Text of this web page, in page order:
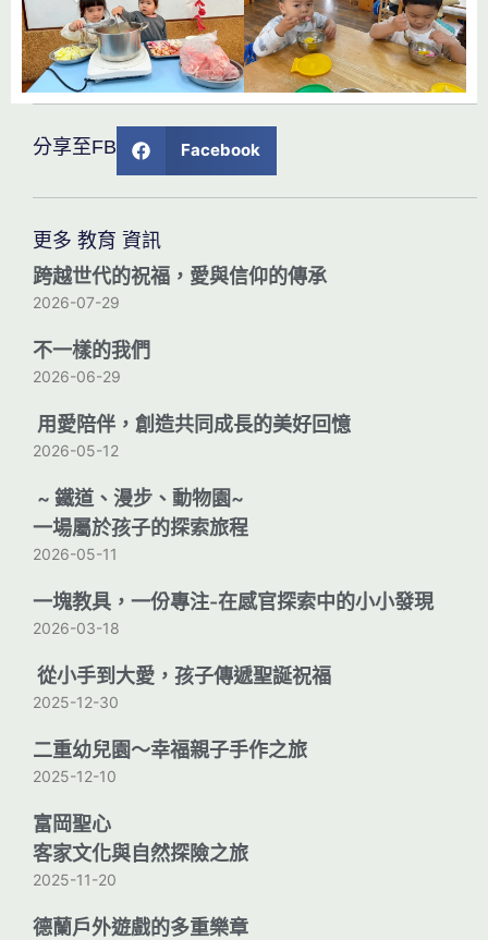
分享至FB Facebook
更多 教育 資訊
跨越世代的祝福，愛與信仰的傳承
2026-07-29
不一樣的我們
2026-06-29
用愛陪伴，創造共同成長的美好回憶
2026-05-12
~ 鐵道、漫步、動物園~
一場屬於孩子的探索旅程
2026-05-11
一塊教具，一份專注-在感官探索中的小小發現
2026-03-18
從小手到大愛，孩子傳遞聖誕祝福
2025-12-30
二重幼兒園〜幸福親子手作之旅
2025-12-10
富岡聖心
客家文化與自然探險之旅
2025-11-20
德蘭戶外遊戲的多重樂章